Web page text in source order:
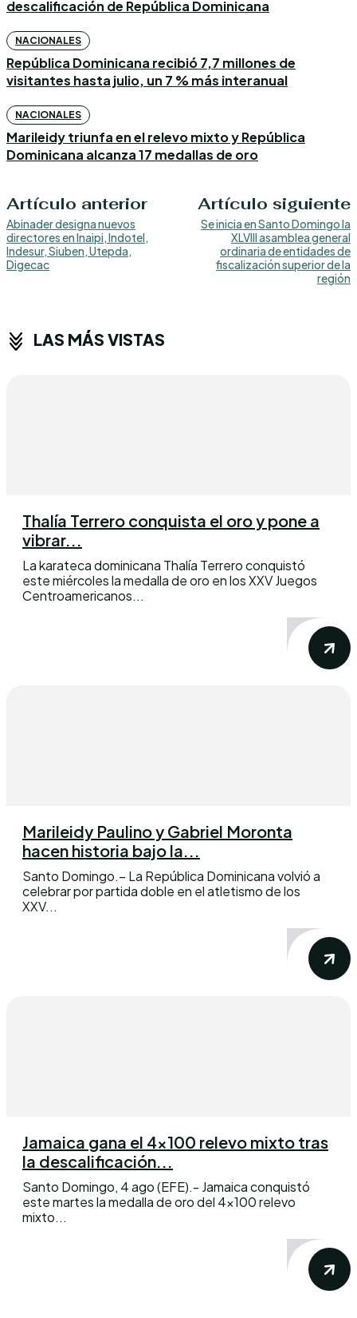
descalificación de República Dominicana
NACIONALES
República Dominicana recibió 7,7 millones de
visitantes hasta julio, un 7 % más interanual
NACIONALES
Marileidy triunfa en el relevo mixto y República
Dominicana alcanza 17 medallas de oro
Artículo anterior
Abinader designa nuevos
directores en Inaipi, Indotel,
Indesur, Siuben, Utepda,
Digecac
Artículo siguiente
Se inicia en Santo Domingo la
XLVIII asamblea general
ordinaria de entidades de
fiscalización superior de la
región
LAS MÁS VISTAS
Thalía Terrero conquista el oro y pone a
vibrar...
La karateca dominicana Thalía Terrero conquistó
este miércoles la medalla de oro en los XXV Juegos
Centroamericanos...
Marileidy Paulino y Gabriel Moronta
hacen historia bajo la...
Santo Domingo.– La República Dominicana volvió a
celebrar por partida doble en el atletismo de los
XXV...
Jamaica gana el 4×100 relevo mixto tras
la descalificación...
Santo Domingo, 4 ago (EFE).- Jamaica conquistó
este martes la medalla de oro del 4×100 relevo
mixto...